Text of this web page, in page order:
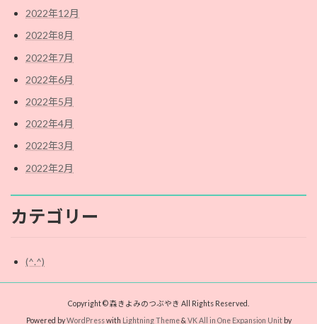
2022年12月
2022年8月
2022年7月
2022年6月
2022年5月
2022年4月
2022年3月
2022年2月
カテゴリー
(^.^)
Copyright © 森きよみのつぶやき All Rights Reserved.
Powered byWordPresswith Lightning Theme& VK All in One Expansion Unitby